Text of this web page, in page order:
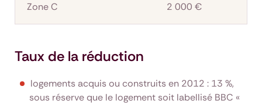
Zone C 2 000 €
Taux de la réduction
logements acquis ou construits en 2012 : 13 %,
sous réserve que le logement soit labellisé BBC «